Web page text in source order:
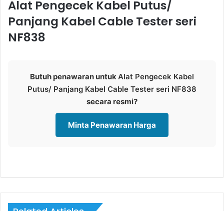
Alat Pengecek Kabel Putus/
Panjang Kabel Cable Tester seri
NF838
Butuh penawaran untukAlat Pengecek Kabel
Putus/ Panjang Kabel Cable Tester seri NF838
secara resmi?
Minta Penawaran Harga